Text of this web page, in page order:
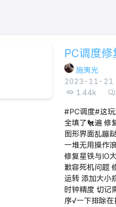
PC调度修
施夷光
2023-11-21
1.44k
#PC调度#这
全填了🐔遍 修
图形界面乱蹦
一堆无用操作
修复星铁与IO
歉容死机问题
运转 添加大小
时钟精度 切记
序√一下排除在